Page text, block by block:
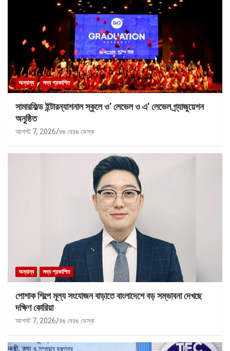
অন্যান্য সদ্য প্রকাশিত
সামারফিল্ড ইন্টারন্যাশনাল স্কুলে ও’ লেভেল ও এ’ লেভেল গ্র্যাজুয়েশন
অনুষ্ঠিত
আগস্ট 7, 2026 রঙ বেরঙ ডেস্ক
অন্যান্য সদ্য প্রকাশিত
পোশাক শিল্পে মূল্য সংযোজন বাড়াতে বাংলাদেশে বড় সম্ভাবনা দেখছে
দক্ষিণ কোরিয়া
আগস্ট 7, 2026 রঙ বেরঙ ডেস্ক